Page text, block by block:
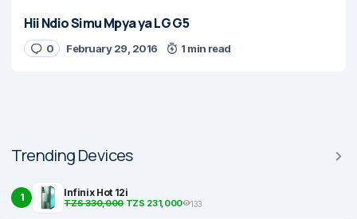
Hii Ndio Simu Mpya ya LG G5
0 February 29, 2016 1 min read
Trending Devices
1 Infinix Hot 12i
TZS 330,000TZS 231,000 133